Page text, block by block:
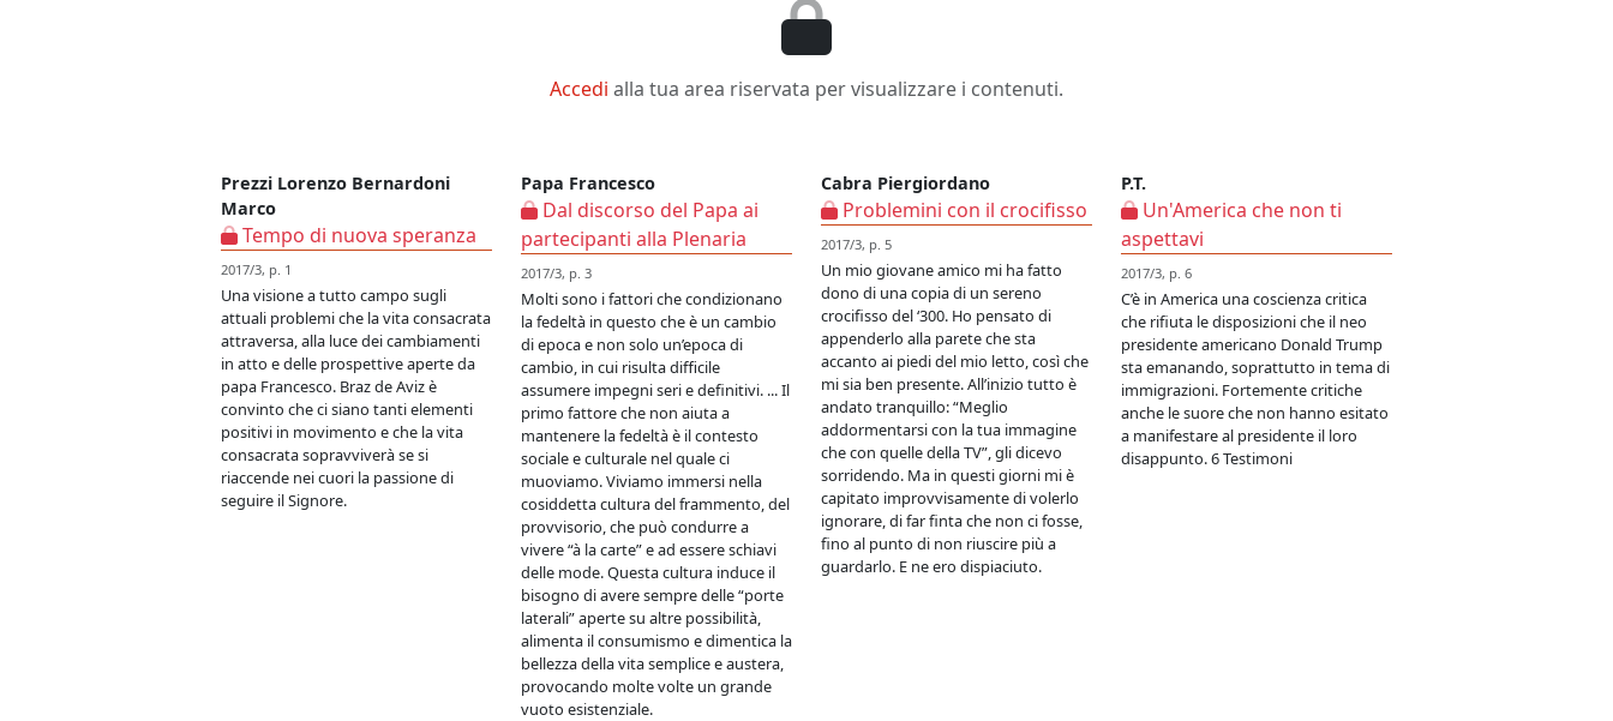
Accedi alla tua area riservata per visualizzare i contenuti.
Prezzi Lorenzo Bernardoni
Marco
Tempo di nuova speranza
2017/3, p. 1
Una visione a tutto campo sugli
attuali problemi che la vita consacrata
attraversa, alla luce dei cambiamenti
in atto e delle prospettive aperte da
papa Francesco. Braz de Aviz è
convinto che ci siano tanti elementi
positivi in movimento e che la vita
consacrata sopravviverà se si
riaccende nei cuori la passione di
seguire il Signore.
Papa Francesco
Dal discorso del Papa ai
partecipanti alla Plenaria
2017/3, p. 3
Molti sono i fattori che condizionano
la fedeltà in questo che è un cambio
di epoca e non solo un’epoca di
cambio, in cui risulta difficile
assumere impegni seri e definitivi. ... Il
primo fattore che non aiuta a
mantenere la fedeltà è il contesto
sociale e culturale nel quale ci
muoviamo. Viviamo immersi nella
cosiddetta cultura del frammento, del
provvisorio, che può condurre a
vivere “à la carte” e ad essere schiavi
delle mode. Questa cultura induce il
bisogno di avere sempre delle “porte
laterali” aperte su altre possibilità,
alimenta il consumismo e dimentica la
bellezza della vita semplice e austera,
provocando molte volte un grande
vuoto esistenziale.
Cabra Piergiordano
Problemini con il crocifisso
2017/3, p. 5
Un mio giovane amico mi ha fatto
dono di una copia di un sereno
crocifisso del ‘300. Ho pensato di
appenderlo alla parete che sta
accanto ai piedi del mio letto, così che
mi sia ben presente. All’inizio tutto è
andato tranquillo: “Meglio
addormentarsi con la tua immagine
che con quelle della TV”, gli dicevo
sorridendo. Ma in questi giorni mi è
capitato improvvisamente di volerlo
ignorare, di far finta che non ci fosse,
fino al punto di non riuscire più a
guardarlo. E ne ero dispiaciuto.
P.T.
Un'America che non ti
aspettavi
2017/3, p. 6
C’è in America una coscienza critica
che rifiuta le disposizioni che il neo
presidente americano Donald Trump
sta emanando, soprattutto in tema di
immigrazioni. Fortemente critiche
anche le suore che non hanno esitato
a manifestare al presidente il loro
disappunto. 6 Testimoni